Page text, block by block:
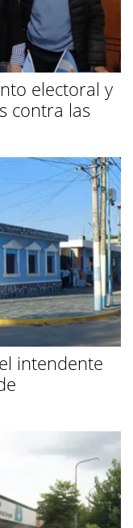
electoral y
contra las
intendente